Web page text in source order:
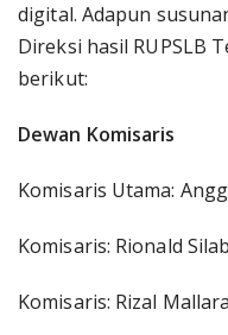
digital. Adapun
Direksi hasil RUPSLB
berikut:
Dewan Komisaris
Komisaris Utama:
Komisaris: Rionald
Komisaris: Rizal